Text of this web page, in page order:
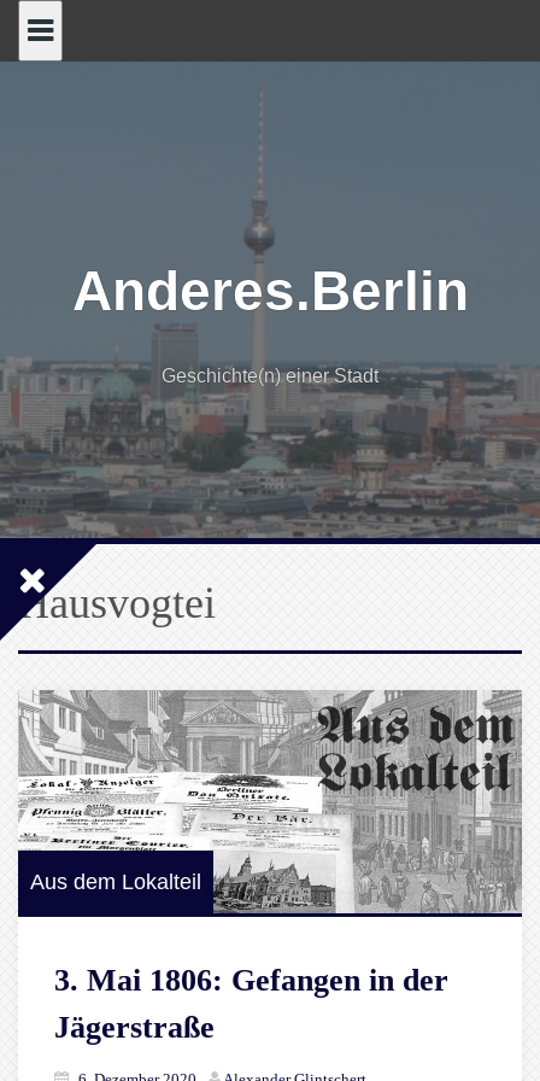
Anderes.Berlin
Geschichte(n) einer Stadt
Hausvogtei
Aus dem Lokalteil
3. Mai 1806: Gefangen in der
Jägerstraße